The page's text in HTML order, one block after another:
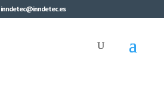
inndetec@inndetec.es